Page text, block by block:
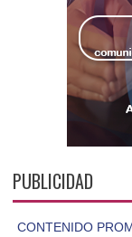
PUBLICIDAD